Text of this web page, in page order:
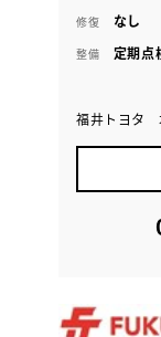
修復 なし
整備 定期点
福井トヨタ